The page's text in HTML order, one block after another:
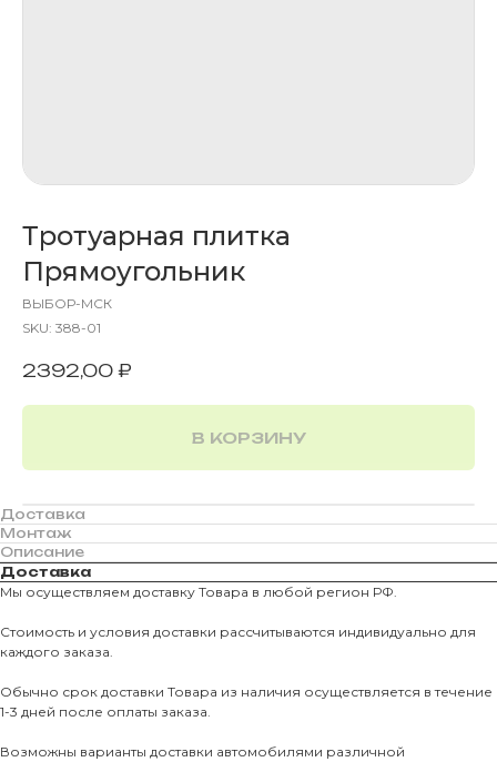
Тротуарная плитка
Прямоугольник
ВЫБОР-МСК
SKU: 388-01
2392,00 ₽
В КОРЗИНУ
Доставка
Монтаж
Описание
Доставка
Мы осуществляем доставку Товара в любой регион РФ.
Стоимость и условия доставки рассчитываются индивидуально для
каждого заказа.
Обычно срок доставки Товара из наличия осуществляется в течение
1-3 дней после оплаты заказа.
Возможны варианты доставки автомобилями различной